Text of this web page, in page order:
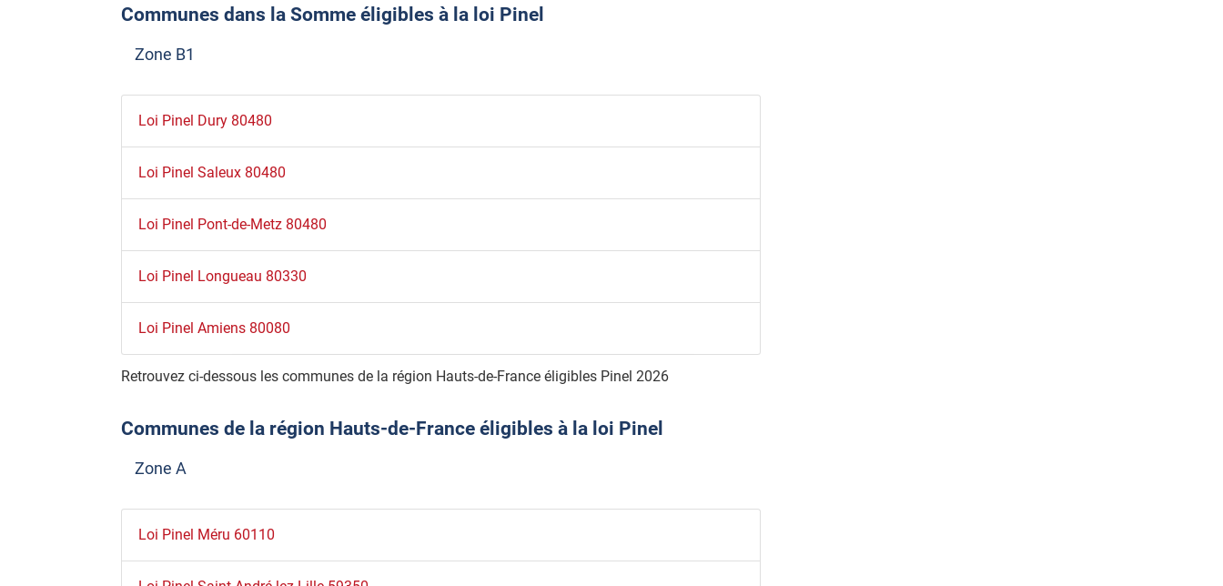
Communes dans la Somme éligibles à la loi Pinel
Zone B1
Loi Pinel Dury 80480
Loi Pinel Saleux 80480
Loi Pinel Pont-de-Metz 80480
Loi Pinel Longueau 80330
Loi Pinel Amiens 80080
Retrouvez ci-dessous les communes de la région Hauts-de-France éligibles Pinel 2026
Communes de la région Hauts-de-France éligibles à la loi Pinel
Zone A
Loi Pinel Méru 60110